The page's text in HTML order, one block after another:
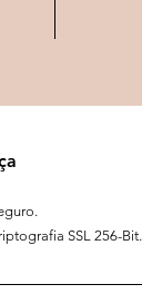
SSL 256-Bit.